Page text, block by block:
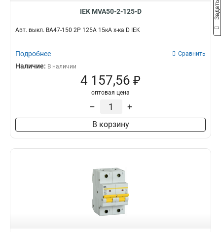
IEK MVA50-2-125-D
Авт. выкл. ВА47-150 2Р 125А 15кА х-ка D IEK
Подробнее Сравнить
Наличие: В наличии
4 157,56 ₽
оптовая цена
– +
В корзину